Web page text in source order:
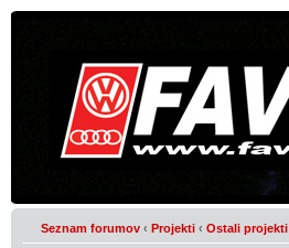
Seznam forumov ‹ Projekti ‹ Ostali projekti